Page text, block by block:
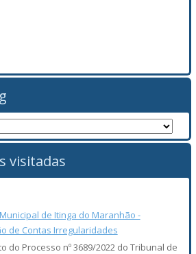
visitadas
de Itinga do Maranhão -
de Contas Irregularidades
do Processo nº 3689/2022 do Tribunal de